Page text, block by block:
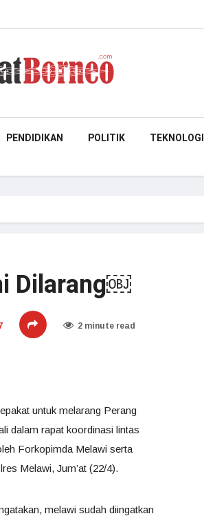
PENDIDIKAN POLITIK TEKNOLOGI
Dilarang￼
2 minute read
untuk melarang Perang
dalam rapat koordinasi lintas
Forkopimda Melawi serta
Melawi, Jum’at (22/4).
melawi sudah diingatkan